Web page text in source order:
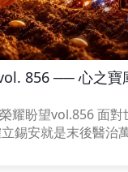
856 ── 心之
耀盼望vol.856 面
錫安就是末後醫治